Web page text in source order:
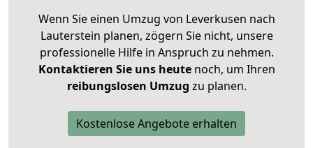
Wenn Sie einen Umzug von Leverkusen nach
Lauterstein planen, zögern Sie nicht, unsere
professionelle Hilfe in Anspruch zu nehmen.
Kontaktieren Sie uns heutenoch, um Ihren
reibungslosen Umzug zu planen.
Kostenlose Angebote erhalten